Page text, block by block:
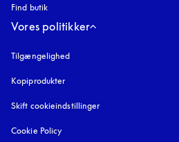
Find butik
Vores politikker
Tilgængelighed
Kopiprodukter
Skift cookieindstillinger
Cookie Policy